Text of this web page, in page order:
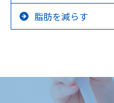
脂肪を減らす